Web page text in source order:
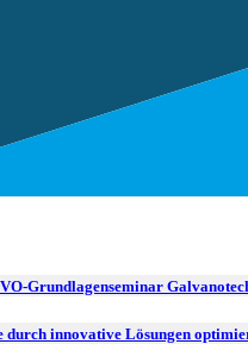
Grundlagenseminar
durch innovative Lösungen